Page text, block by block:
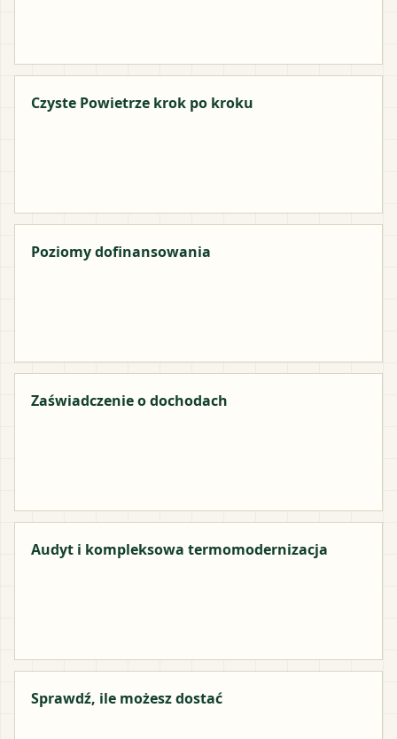
Czyste Powietrze krok po kroku
Poziomy dofinansowania
Zaświadczenie o dochodach
Audyt i kompleksowa termomodernizacja
Sprawdź, ile możesz dostać